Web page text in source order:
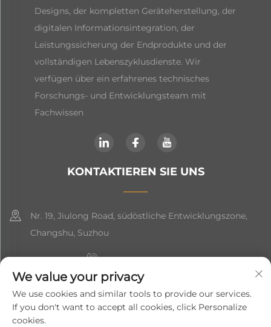
Designs, der kompletten Geräteherstellung, der
digitalen Informationsintegration, der
Leistungssicherung der Endprodukte und der
vollständigen Lebenszyklusdienste. Wir
verfügen über ein erfahrenes technisches
Forschungs- und Entwicklungsteam mit
Fachwissen
KONTAKTIEREN SIE UNS
Nr. 19, Jiulong Road, südöstliche Entwicklungszone,
Changshu, Suzhou
+86-19906239903
[email protected]
+86-13852981437
We value your privacy
We use cookies and similar tools to provide our services.
If you don't want to accept all cookies, click Personalize
cookies.